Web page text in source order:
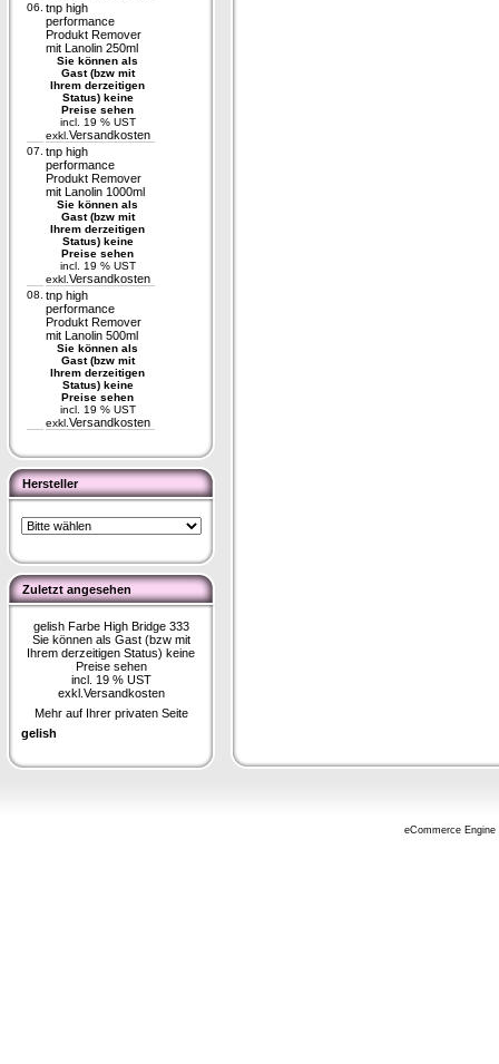
06. tnp high
performance
Produkt Remover
mit Lanolin 250ml
Sie können als
Gast (bzw mit
Ihrem derzeitigen
Status) keine
Preise sehen
incl. 19 % UST
exkl. Versandkosten
07. tnp high
performance
Produkt Remover
mit Lanolin 1000ml
Sie können als
Gast (bzw mit
Ihrem derzeitigen
Status) keine
Preise sehen
incl. 19 % UST
exkl. Versandkosten
08. tnp high
performance
Produkt Remover
mit Lanolin 500ml
Sie können als
Gast (bzw mit
Ihrem derzeitigen
Status) keine
Preise sehen
incl. 19 % UST
exkl. Versandkosten
Hersteller
Zuletzt angesehen
gelish Farbe High Bridge 333
Sie können als Gast (bzw mit
Ihrem derzeitigen Status) keine
Preise sehen
incl. 19 % UST
exkl. Versandkosten
Mehr auf Ihrer privaten Seite
gelish
eCommerce